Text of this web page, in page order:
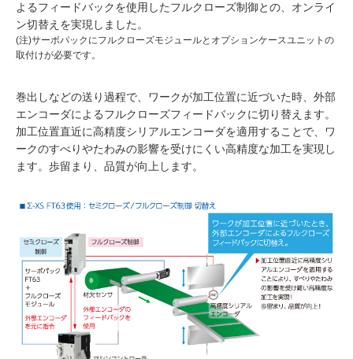
よるフィードバックを使用したフルクローズ制御との、オンライ
ン切替えを実現しました。
(注)サーボパックにフルクローズモジュールとオプションケースユニットの
取付けが必要です。
巻出しなどの送り過程で、ワークが加工位置に近づいた時、外部
エンコーダによるフルクローズフィードバックに切り替えます。
加工位置直近に高精度シリアルエンコーダを適用することで、ワ
ークのすべりやたわみの影響を受けにくい高精度な加工を実現し
ます。歩留まり、品質が向上します。